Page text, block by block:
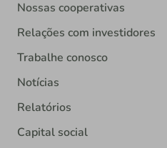
Nossas cooperativas
Relações com investidores
Trabalhe conosco
Notícias
Relatórios
Capital social